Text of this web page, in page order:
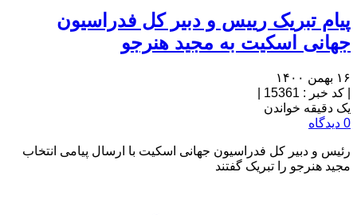
پیام تبریک رییس و دبیر کل فدراسیون
جهانی اسکیت به مجید هنرجو
۱۶ بهمن ۱۴۰۰
کد خبر : 15361
یک دقیقه خواندن
0 دیدگاه
رئیس و دبیر کل فدراسیون جهانی اسکیت با ارسال پیامی انتخاب
مجید هنرجو را تبریک گفتند